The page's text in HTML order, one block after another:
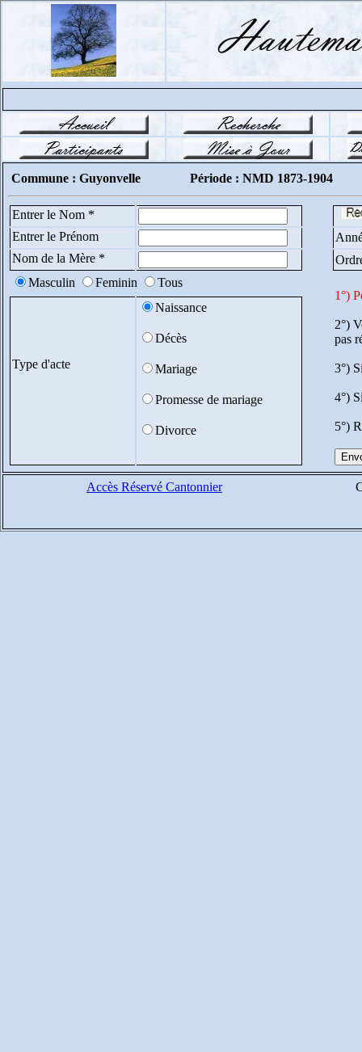
Commune : Guyonvelle Période : NMD 1873-1904
Entrer le Nom *
Entrer le Prénom
Nom de la Mère *
Masculin
Feminin
Tous
1°)
2°)
pas
3°)
4°)
5°)
Type d'acte
Naissance
Décès
Mariage
Promesse de mariage
Divorce
Accès Réservé Cantonnier